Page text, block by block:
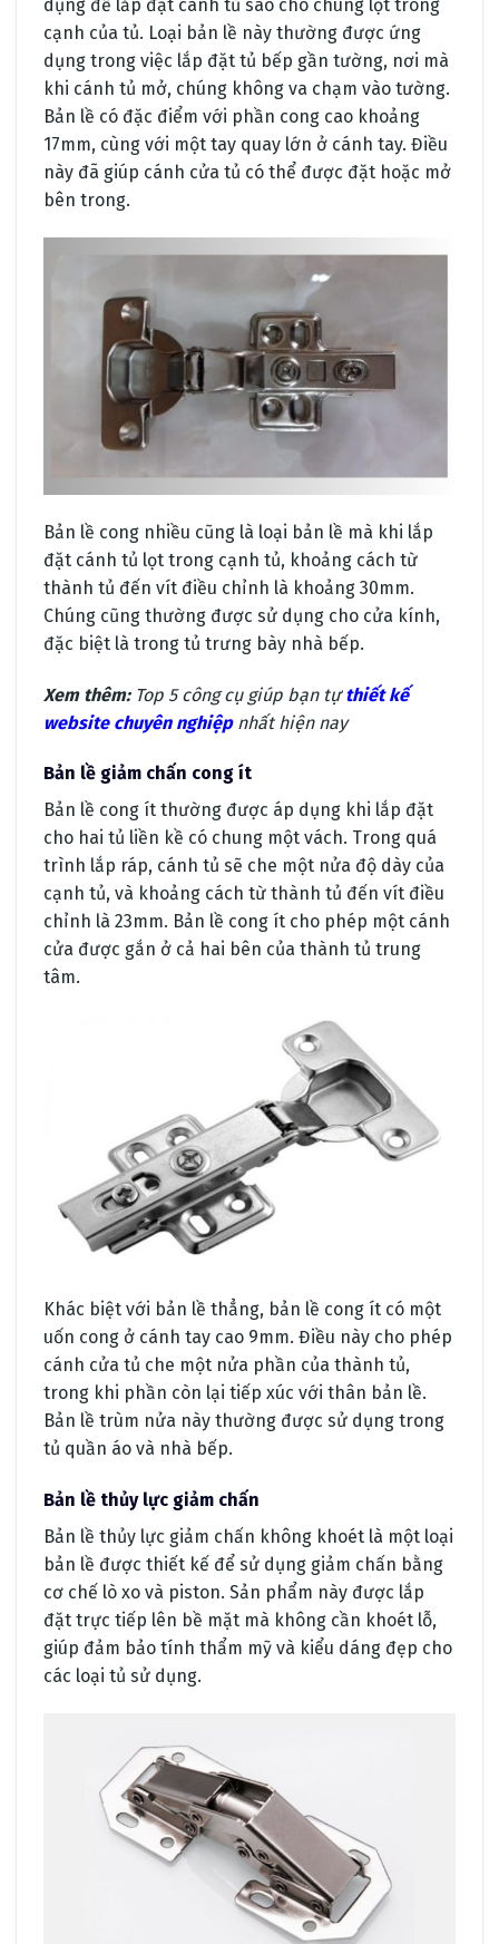
dụng để lắp đặt cánh tủ sao cho chúng lọt trong
cạnh của tủ. Loại bản lề này thường được ứng
dụng trong việc lắp đặt tủ bếp gần tường, nơi mà
khi cánh tủ mở, chúng không va chạm vào tường.
Bản lề có đặc điểm với phần cong cao khoảng
17mm, cùng với một tay quay lớn ở cánh tay. Điều
này đã giúp cánh cửa tủ có thể được đặt hoặc mở
bên trong.
Bản lề cong nhiều cũng là loại bản lề mà khi lắp
đặt cánh tủ lọt trong cạnh tủ, khoảng cách từ
thành tủ đến vít điều chỉnh là khoảng 30mm.
Chúng cũng thường được sử dụng cho cửa kính,
đặc biệt là trong tủ trưng bày nhà bếp.
Xem thêm: Top 5 công cụ giúp bạn tựthiết kế
website chuyên nghiệp nhất hiện nay
Bản lề giảm chấn cong ít
Bản lề cong ít thường được áp dụng khi lắp đặt
cho hai tủ liền kề có chung một vách. Trong quá
trình lắp ráp, cánh tủ sẽ che một nửa độ dày của
cạnh tủ, và khoảng cách từ thành tủ đến vít điều
chỉnh là 23mm. Bản lề cong ít cho phép một cánh
cửa được gắn ở cả hai bên của thành tủ trung
tâm.
Khác biệt với bản lề thẳng, bản lề cong ít có một
uốn cong ở cánh tay cao 9mm. Điều này cho phép
cánh cửa tủ che một nửa phần của thành tủ,
trong khi phần còn lại tiếp xúc với thân bản lề.
Bản lề trùm nửa này thường được sử dụng trong
tủ quần áo và nhà bếp.
Bản lề thủy lực giảm chấn
Bản lề thủy lực giảm chấn không khoét là một loại
bản lề được thiết kế để sử dụng giảm chấn bằng
cơ chế lò xo và piston. Sản phẩm này được lắp
đặt trực tiếp lên bề mặt mà không cần khoét lỗ,
giúp đảm bảo tính thẩm mỹ và kiểu dáng đẹp cho
các loại tủ sử dụng.